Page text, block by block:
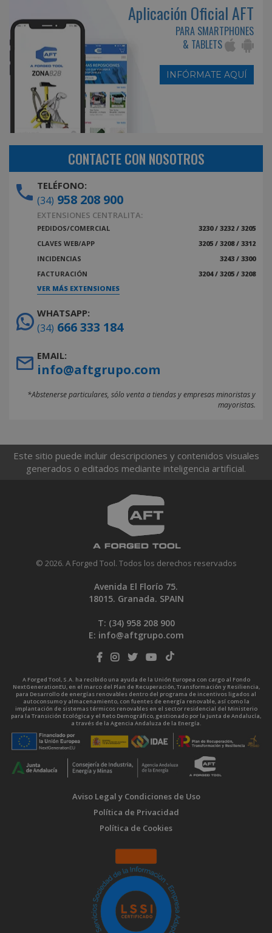
Aplicación Oficial AFT
PARA SMARTPHONES
& TABLETS
INFÓRMATE AQUÍ
CONTACTE CON NOSOTROS
TELÉFONO:
(34) 958 208 900
EXTENSIONES CENTRALITA:
PEDIDOS/COMERCIAL
3230 / 3232 / 3205
CLAVES WEB/APP
3205 / 3208 / 3312
INCIDENCIAS
3243 / 3300
FACTURACIÓN
3204 / 3205 / 3208
VER MÁS EXTENSIONES
WHATSAPP:
(34) 666 333 184
EMAIL:
info@aftgrupo.com
*Abstenerse particulares, sólo venta a tiendas y empresas minoristas y
mayoristas.
Este sitio puede incluir descripciones y contenidos visuales
generados o editados mediante inteligencia artificial.
© 2026. A Forged Tool. Todos los derechos reservados
Avenida El Florío 75.
18015. Granada. SPAIN
T: (34) 958 208 900
E: info@aftgrupo.com
A Forged Tool, S.A. ha recibido una ayuda de la Unión Europea con cargo al Fondo
NextGenerationEU, en el marco del Plan de Recuperación, Transformación y Resiliencia,
para Desarrollo de energías renovables dentro del programa de incentivos ligados al
autoconsumo y almacenamiento, con fuentes de energía renovable, así como la
implantación de sistemas térmicos renovables en el sector residencial del Ministerio
para la Transición Ecológica y el Reto Demográfico, gestionado por la Junta de Andalucía,
a través de la Agencia Andaluza de la Energía.
Aviso Legal y Condiciones de Uso
Política de Privacidad
Política de Cookies